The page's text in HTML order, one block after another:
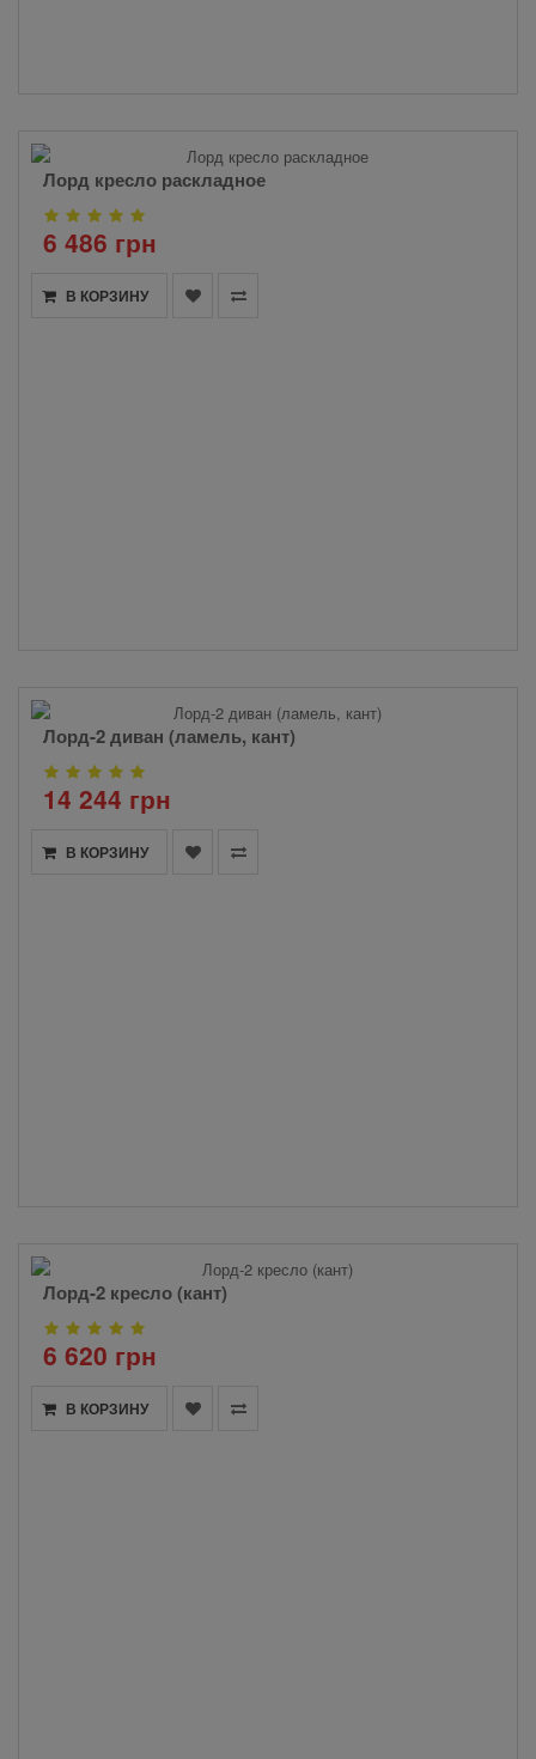
Лорд кресло раскладное
6 486 грн
В КОРЗИНУ
Лорд-2 диван (ламель, кант)
14 244 грн
В КОРЗИНУ
Лорд-2 кресло (кант)
6 620 грн
В КОРЗИНУ